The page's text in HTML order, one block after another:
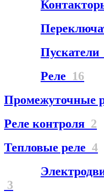
Пускатели
Реле 16
Промежуточные
Реле контроля 2
Тепловые реле 4
3